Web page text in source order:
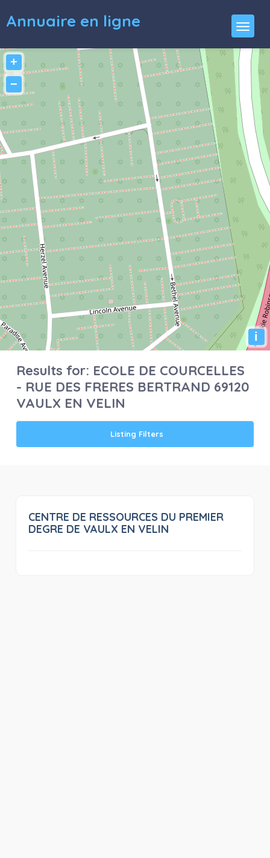
Annuaire en ligne
+
−
i
Results for: ECOLE DE COURCELLES
- RUE DES FRERES BERTRAND 69120
VAULX EN VELIN
Listing Filters
0
CENTRE DE RESSOURCES DU PREMIER
DEGRE DE VAULX EN VELIN